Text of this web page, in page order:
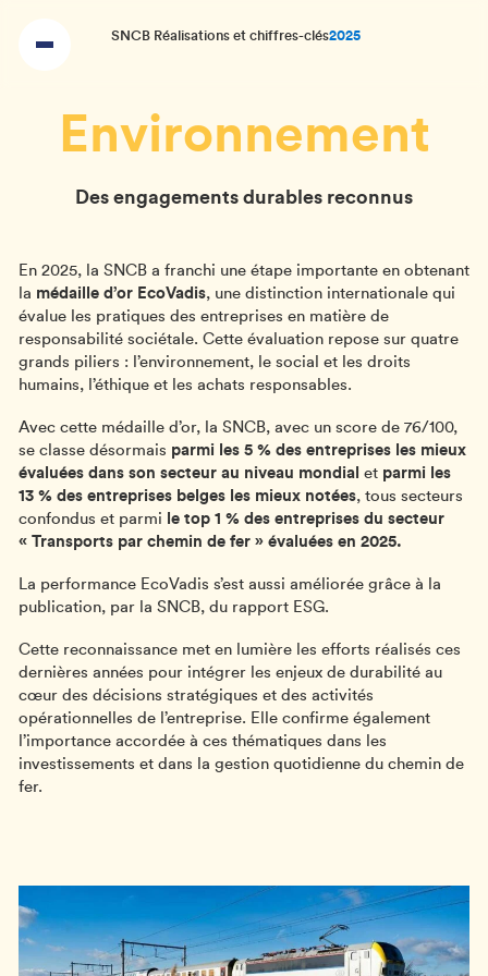
SNCB Réalisations et chiffres-clés2025
Environnement
Des engagements durables reconnus
En 2025, la SNCB a franchi une étape importante en obtenant
la médaille d’or EcoVadis, une distinction internationale qui
évalue les pratiques des entreprises en matière de
responsabilité sociétale. Cette évaluation repose sur quatre
grands piliers : l’environnement, le social et les droits
humains, l’éthique et les achats responsables.
Avec cette médaille d’or, la SNCB, avec un score de 76/100,
se classe désormais parmi les 5 % des entreprises les mieux
évaluées dans son secteur au niveau mondial et parmi les
13 % des entreprises belges les mieux notées, tous secteurs
confondus et parmi le top 1 % des entreprises du secteur
« Transports par chemin de fer » évaluées en 2025.
La performance EcoVadis s’est aussi améliorée grâce à la
publication, par la SNCB, du rapport ESG.
Cette reconnaissance met en lumière les efforts réalisés ces
dernières années pour intégrer les enjeux de durabilité au
cœur des décisions stratégiques et des activités
opérationnelles de l’entreprise. Elle confirme également
l’importance accordée à ces thématiques dans les
investissements et dans la gestion quotidienne du chemin de
fer.